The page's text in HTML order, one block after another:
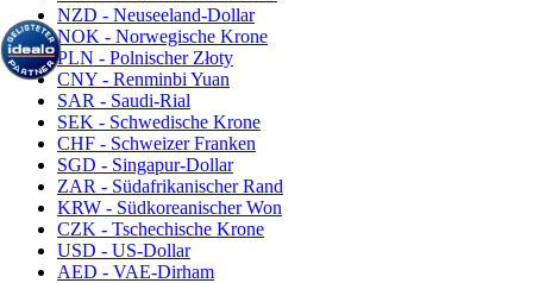
NZD - Neuseeland-Dollar
NOK - Norwegische Krone
PLN - Polnischer Złoty
CNY - Renminbi Yuan
SAR - Saudi-Rial
SEK - Schwedische Krone
CHF - Schweizer Franken
SGD - Singapur-Dollar
ZAR - Südafrikanischer Rand
KRW - Südkoreanischer Won
CZK - Tschechische Krone
USD - US-Dollar
AED - VAE-Dirham